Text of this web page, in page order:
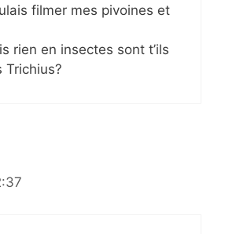
filmer mes pivoines et
rien en insectes sont t’ils
Trichius?